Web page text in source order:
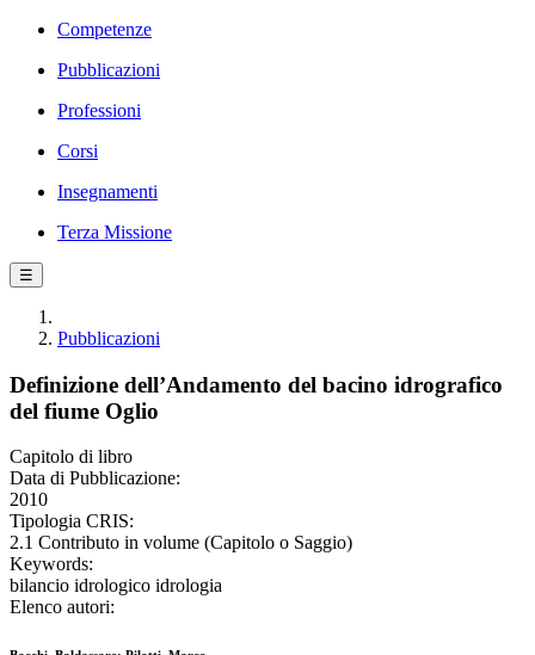
Competenze
Pubblicazioni
Professioni
Corsi
Insegnamenti
Terza Missione
☰
Pubblicazioni
Definizione dell’Andamento del bacino idrografico
del fiume Oglio
Capitolo di libro
Data di Pubblicazione:
2010
Tipologia CRIS:
2.1 Contributo in volume (Capitolo o Saggio)
Keywords:
bilancio idrologico idrologia
Elenco autori: